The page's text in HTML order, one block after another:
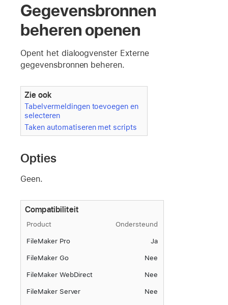
Gegevensbronnen
beheren openen
Opent het dialoogvenster Externe
gegevensbronnen beheren.
Zie ook
Tabelvermeldingen toevoegen en
selecteren
Taken automatiseren met scripts
Opties
Geen.
Compatibiliteit
Product Ondersteund
FileMaker Pro Ja
FileMaker Go Nee
FileMaker WebDirect Nee
FileMaker Server Nee